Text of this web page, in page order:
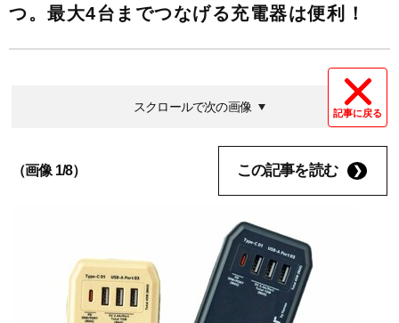
つ。最大4台までつなげる充電器は便利！
記事に戻る
スクロールで次の画像
（画像 1/8） この記事を読む